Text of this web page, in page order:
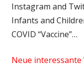
Instagram and
Infants and
COVID “Vaccine”…
Neue interessante